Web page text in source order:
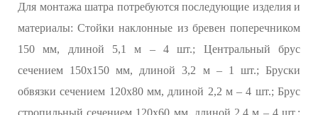
Для монтажа шатра потребуются последующие изделия и
материалы: Стойки наклонные из бревен поперечником
150 мм, длиной 5,1 м – 4 шт.; Центральный брус
сечением 150х150 мм, длиной 3,2 м – 1 шт.; Бруски
обвязки сечением 120х80 мм, длиной 2,2 м – 4 шт.; Брус